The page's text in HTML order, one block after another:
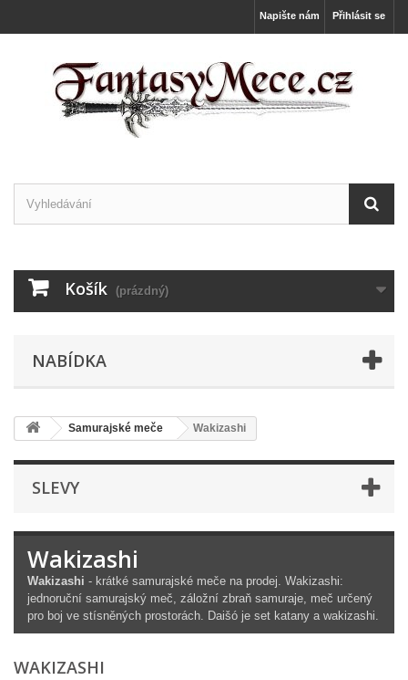
Přihlásit se
Napište nám
Košík (prázdný)
NABÍDKA
Samurajské meče Wakizashi
SLEVY
Wakizashi
Wakizashi - krátké samurajské meče na prodej. Wakizashi:
jednoruční samurajský meč, záložní zbraň samuraje, meč určený
pro boj ve stísněných prostorách. Daišó je set katany a wakizashi.
WAKIZASHI